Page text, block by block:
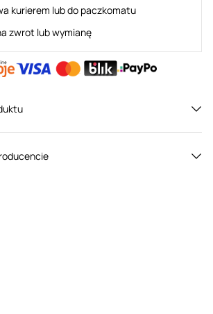
kurierem lub do paczkomatu
zwrot lub wymianę